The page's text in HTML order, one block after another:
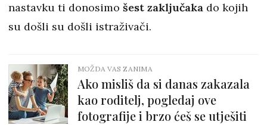
nastavku ti donosimo šest zaključaka do kojih
su došli su došli istraživači.
MOŽDA VAS ZANIMA
Ako misliš da si danas zakazala
kao roditelj, pogledaj ove
fotografije i brzo ćeš se utješiti